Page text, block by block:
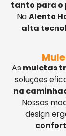
tanto para o
NaAlento
alta
As muletas
soluções
na
Nossos
design